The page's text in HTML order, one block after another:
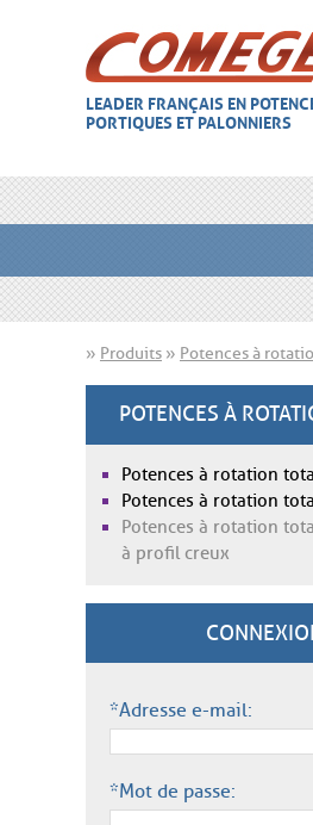
LEADER FRANÇAIS EN
PORTIQUES ET PALONNIERS
» Produits » Potences à
POTENCES À
Potences à rotation
Potences à rotation
Potences à rotation
à profil creux
*Adresse e-mail:
*Mot de passe: